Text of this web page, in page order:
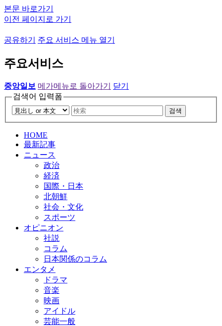
본문 바로가기
이전 페이지로 가기
공유하기 주요 서비스 메뉴 열기
주요서비스
중앙일보 메가메뉴로 돌아가기
닫기
검색어 입력폼
검색
HOME
最新記事
ニュース
政治
経済
国際・日本
北朝鮮
社会・文化
スポーツ
オピニオン
社説
コラム
日本関係のコラム
エンタメ
ドラマ
音楽
映画
アイドル
芸能一般